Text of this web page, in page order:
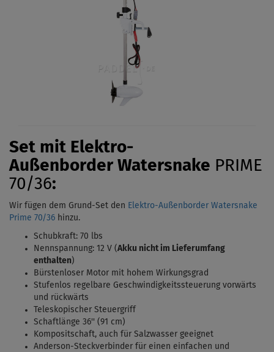
Set mit Elektro-
AußenborderWatersnake PRIME
70/36:
Wir fügen dem Grund-Set den Elektro-Außenborder Watersnake
Prime 70/36 hinzu.
Schubkraft: 70 lbs
Nennspannung: 12 V (Akku nicht im Lieferumfang
enthalten)
Bürstenloser Motor mit hohem Wirkungsgrad
Stufenlos regelbare Geschwindigkeitssteuerung vorwärts
und rückwärts
Teleskopischer Steuergriff
Schaftlänge 36'' (91 cm)
Kompositschaft, auch für Salzwasser geeignet
Anderson-Steckverbinder für einen einfachen und